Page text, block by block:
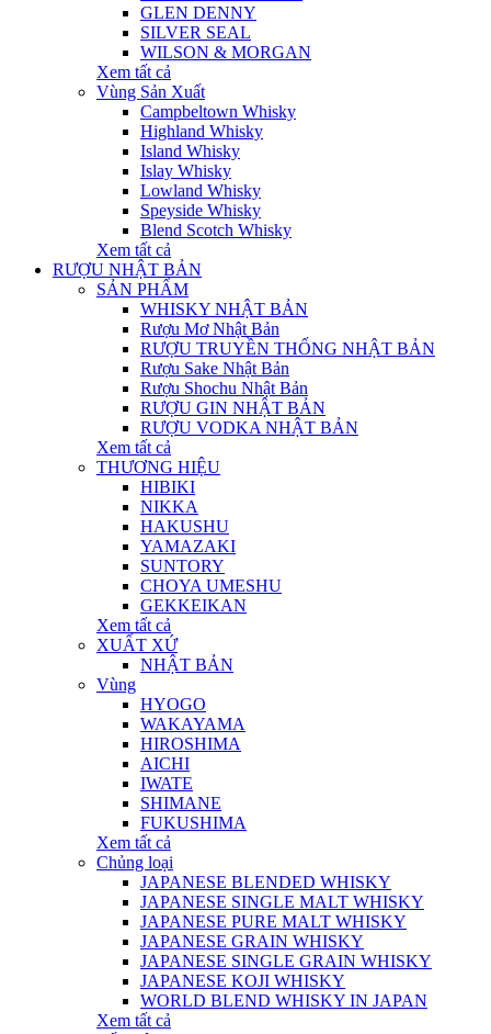
GLEN DENNY
SILVER SEAL
WILSON & MORGAN
Xem tất cả
Vùng Sản Xuất
Campbeltown Whisky
Highland Whisky
Island Whisky
Islay Whisky
Lowland Whisky
Speyside Whisky
Blend Scotch Whisky
Xem tất cả
RƯỢU NHẬT BẢN
SẢN PHẨM
WHISKY NHẬT BẢN
Rượu Mơ Nhật Bản
RƯỢU TRUYỀN THỐNG NHẬT BẢN
Rượu Sake Nhật Bản
Rượu Shochu Nhật Bản
RƯỢU GIN NHẬT BẢN
RƯỢU VODKA NHẬT BẢN
Xem tất cả
THƯƠNG HIỆU
HIBIKI
NIKKA
HAKUSHU
YAMAZAKI
SUNTORY
CHOYA UMESHU
GEKKEIKAN
Xem tất cả
XUẤT XỨ
NHẬT BẢN
Vùng
HYOGO
WAKAYAMA
HIROSHIMA
AICHI
IWATE
SHIMANE
FUKUSHIMA
Xem tất cả
Chủng loại
JAPANESE BLENDED WHISKY
JAPANESE SINGLE MALT WHISKY
JAPANESE PURE MALT WHISKY
JAPANESE GRAIN WHISKY
JAPANESE SINGLE GRAIN WHISKY
JAPANESE KOJI WHISKY
WORLD BLEND WHISKY IN JAPAN
Xem tất cả